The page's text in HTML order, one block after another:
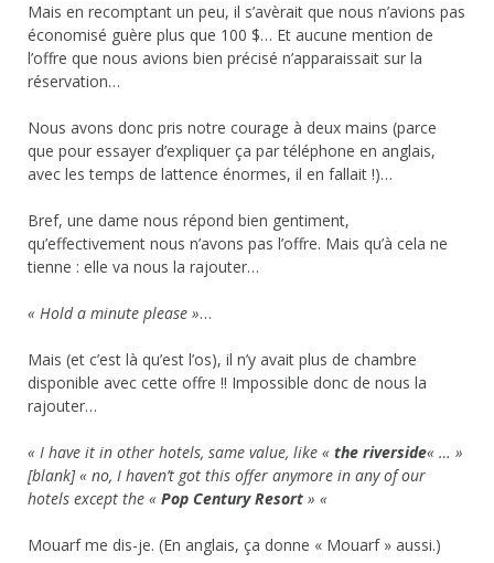
Mais en recomptant un peu, il s’avèrait que nous n’avions pas
économisé guère plus que 100 $… Et aucune mention de
l’offre que nous avions bien précisé n’apparaissait sur la
réservation…
Nous avons donc pris notre courage à deux mains (parce
que pour essayer d’expliquer ça par téléphone en anglais,
avec les temps de lattence énormes, il en fallait !)…
Bref, une dame nous répond bien gentiment,
qu’effectivement nous n’avons pas l’offre. Mais qu’à cela ne
tienne : elle va nous la rajouter…
« Hold a minute please »…
Mais (et c’est là qu’est l’os), il n’y avait plus de chambre
disponible avec cette offre !! Impossible donc de nous la
rajouter…
« I have it in other hotels, same value, like « the riverside« … »
[blank] « no, I haven’t got this offer anymore in any of our
hotels except the « Pop Century Resort » «
Mouarf me dis-je. (En anglais, ça donne « Mouarf » aussi.)